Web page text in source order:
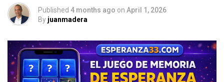
Published 4 months ago on April 1, 2026
By juanmadera